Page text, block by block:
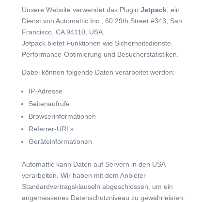
Unsere Website verwendet das Plugin Jetpack, ein
Dienst von Automattic Inc., 60 29th Street #343, San
Francisco, CA 94110, USA.
Jetpack bietet Funktionen wie Sicherheitsdienste,
Performance-Optimierung und Besucherstatistiken.
Dabei können folgende Daten verarbeitet werden:
IP-Adresse
Seitenaufrufe
Browserinformationen
Referrer-URLs
Geräteinformationen
Automattic kann Daten auf Servern in den USA
verarbeiten. Wir haben mit dem Anbieter
Standardvertragsklauseln abgeschlossen, um ein
angemessenes Datenschutzniveau zu gewährleisten.